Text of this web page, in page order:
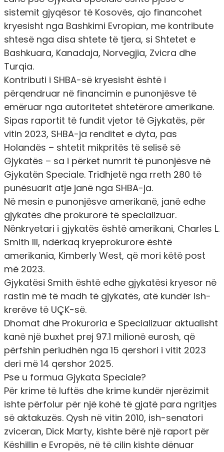
sistemit gjyqësor të Kosovës, ajo financohet
kryesisht nga Bashkimi Evropian, me kontribute
shtesë nga disa shtete të tjera, si Shtetet e
Bashkuara, Kanadaja, Norvegjia, Zvicra dhe
Turqia.
Kontributi i SHBA-së kryesisht është i
përqendruar në financimin e punonjësve të
emëruar nga autoritetet shtetërore amerikane.
Sipas raportit të fundit vjetor të Gjykatës, për
vitin 2023, SHBA-ja renditet e dyta, pas
Holandës – shtetit mikpritës të selisë së
Gjykatës – sa i përket numrit të punonjësve në
Gjykatën Speciale. Tridhjetë nga rreth 280 të
punësuarit atje janë nga SHBA-ja.
Në mesin e punonjësve amerikanë, janë edhe
gjykatës dhe prokurorë të specializuar.
Nënkryetari i gjykatës është amerikani, Charles L.
Smith III, ndërkaq kryeprokurore është
amerikania, Kimberly West, që mori këtë post
më 2023.
Gjykatësi Smith është edhe gjykatësi kryesor në
rastin më të madh të gjykatës, atë kundër ish-
krerëve të UÇK-së.
Dhomat dhe Prokuroria e Specializuar aktualisht
kanë një buxhet prej 97.1 milionë eurosh, që
përfshin periudhën nga 15 qershori i vitit 2023
deri më 14 qershor 2025.
Pse u formua Gjykata Speciale?
Për krime të luftës dhe krime kundër njerëzimit
ishte përfolur për një kohë të gjatë para ngritjes
së aktakuzës. Qysh në vitin 2010, ish-senatori
zviceran, Dick Marty, kishte bërë një raport për
Këshillin e Evropës, në të cilin kishte dënuar